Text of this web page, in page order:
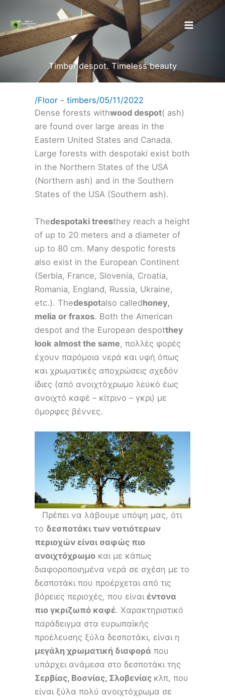
content
Timber despot. Timeless beauty
/Floor - timbers/05/11/2022
Dense forests withwood despot( ash)
are found over large areas in the
Eastern United States and Canada.
Large forests with despotaki exist both
in the Northern States of the USA
(Northern ash) and in the Southern
States of the USA (Southern ash).
Thedespotaki treesthey reach a height
of up to 20 meters and a diameter of
up to 80 cm. Many despotic forests
also exist in the European Continent
(Serbia, France, Slovenia, Croatia,
Romania, England, Russia, Ukraine,
etc.). Thedespotalso calledhoney,
melia or fraxos. Both the American
despot and the European despotthey
look almost the same, πολλές φορές
έχουν παρόμοια νερά και υφή όπως
και χρωματικές αποχρώσεις σχεδόν
ίδιες (από ανοιχτόχρωμο λευκό έως
ανοιχτό καφέ – κίτρινο – γκρι) με
όμορφες βέννες.
Πρέπει να λάβουμε υπόψη μας, ότι
το δεσποτάκι των νοτιότερων
περιοχών είναι σαφώς πιο
ανοιχτόχρωμο και με κάπως
διαφοροποιημένα νερά σε σχέση με το
δεσποτάκι που προέρχεται από τις
βόρειες περιοχές, που είναιέντονα
πιο γκριζωπό καφέ. Χαρακτηριστικό
παράδειγμα στα ευρωπαϊκής
προέλευσης ξύλα δεσποτάκι, είναι η
μεγάλη χρωματική διαφορά που
υπάρχει ανάμεσα στο δεσποτάκι της
Σερβίας, Βοσνίας, Σλοβενίας κλπ, που
είναι ξύλα πολύ ανοιχτόχρωμα σε